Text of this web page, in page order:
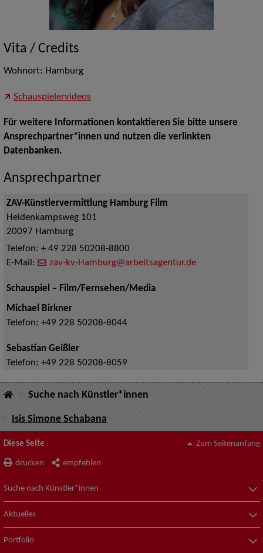
Vita / Credits
Wohnort: Hamburg
Schauspielervideos
Für weitere Informationen kontaktieren Sie bitte unsere
Ansprechpartner*innen und nutzen die verlinkten
Datenbanken.
Ansprechpartner
ZAV-Künstlervermittlung Hamburg Film
Heidenkampsweg 101
20097 Hamburg
Telefon: + 49 228 50208-8800
E-Mail:
zav-kv-Hamburg@arbeitsagentur.de
Schauspiel – Film/Fernsehen/Media
Michael Birkner
Telefon: +49 228 50208-8044
Sebastian Geißler
Telefon: +49 228 50208-8059
Suche nach Künstler*innen
Isis Simone Schabana
Diese Seite
drucken empfehlen
Zum Seitenanfang
Suche nach Künstler*innen
Aktuelles
Portfolio